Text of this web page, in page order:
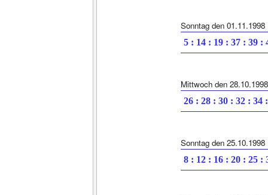
Sonntag den 01.11.1998
5 : 14 : 19 : 37 : 39 :
Mittwoch den 28.10.1998
26 : 28 : 30 : 32 : 34
Sonntag den 25.10.1998
8 : 12 : 16 : 20 : 25 :